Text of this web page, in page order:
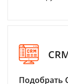
Подобрать